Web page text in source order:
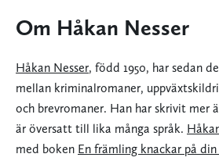
Om Håkan Nesser
Håkan Nesser, född 1950, har sedan
mellan kriminalromaner,
och brevromaner. Han har skrivit mer
är översatt till lika många språk.
med boken En främling knackar på